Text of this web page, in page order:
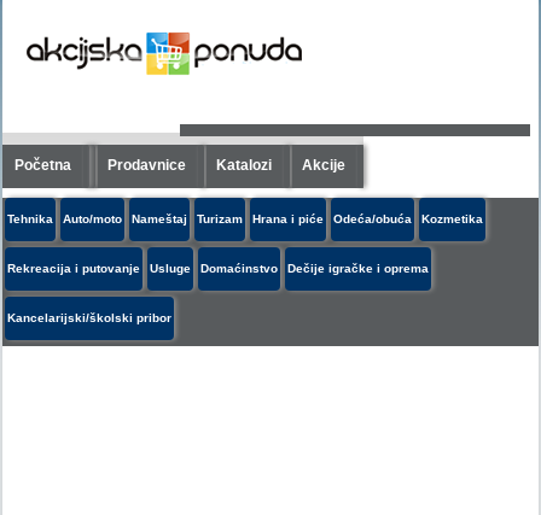
Početna Prodavnice Katalozi Akcije
Tehnika Auto/moto Nameštaj Turizam Hrana i piće Odeća/obuća Kozmetika
Rekreacija i putovanje Usluge Domaćinstvo Dečije igračke i oprema
Kancelarijski/školski pribor